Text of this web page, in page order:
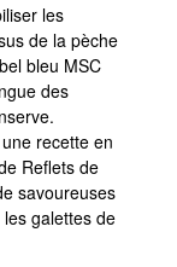
les
de la pèche
bleu MSC
des
recette en
Reflets de
savoureuses
les galettes de